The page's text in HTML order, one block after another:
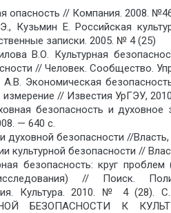
опасность // Компания. 2008.
Кузьмин Е. Российская
записки. 2005. № 4 (25)
В.О. Культурная
// Человек. Сообщество.
Экономическая
измерение // Известия УрГЭУ,
безопасность и духовное
— 640 с.
духовной безопасности //
культурной безопасности //
безопасность: круг
// Поиск.
Культура. 2010. № 4 (28). C.
БЕЗОПАСНОСТИ К